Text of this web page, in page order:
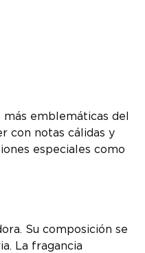
emblemáticas del
con notas cálidas y
especiales como
Su composición se
La fragancia